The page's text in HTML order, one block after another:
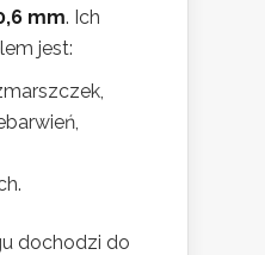
mm. Ich
jest:
dochodzi do